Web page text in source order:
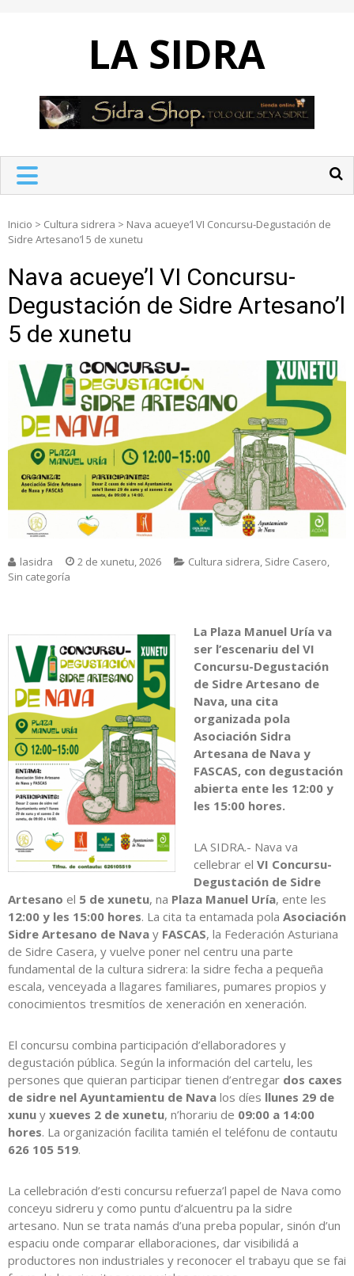
LA SIDRA
Inicio > Cultura sidrera > Nava acueye’l VI Concursu-Degustación de
Sidre Artesano’l 5 de xunetu
Nava acueye’l VI Concursu-
Degustación de Sidre Artesano’l
5 de xunetu
lasidra 2 de xunetu, 2026 Cultura sidrera, Sidre Casero,
Sin categoría
La Plaza Manuel Uría va
ser l’escenariu del VI
Concursu-Degustación
de Sidre Artesano de
Nava, una cita
organizada pola
Asociación Sidra
Artesana de Nava y
FASCAS, con degustación
abierta ente les 12:00 y
les 15:00 hores.
LA SIDRA.- Nava va
cellebrar el VI Concursu-
Degustación de Sidre
Artesano el 5 de xunetu, na Plaza Manuel Uría, ente les
12:00 y les 15:00 hores. La cita ta entamada pola Asociación
Sidre Artesano de Nava y FASCAS, la Federación Asturiana
de Sidre Casera, y vuelve poner nel centru una parte
fundamental de la cultura sidrera: la sidre fecha a pequeña
escala, venceyada a llagares familiares, pumares propios y
conocimientos tresmitíos de xeneración en xeneración.
El concursu combina participación d’ellaboradores y
degustación pública. Según la información del cartelu, les
persones que quieran participar tienen d’entregar dos caxes
de sidre nel Ayuntamientu de Nava los díes llunes 29 de
xunu y xueves 2 de xunetu, n’horariu de 09:00 a 14:00
hores. La organización facilita tamién el teléfonu de contautu
626 105 519.
La cellebración d’esti concursu refuerza’l papel de Nava como
conceyu sidreru y como puntu d’alcuentru pa la sidre
artesano. Nun se trata namás d’una preba popular, sinón d’un
espaciu onde comparar ellaboraciones, dar visibilidá a
productores non industriales y reconocer el trabayu que se fai